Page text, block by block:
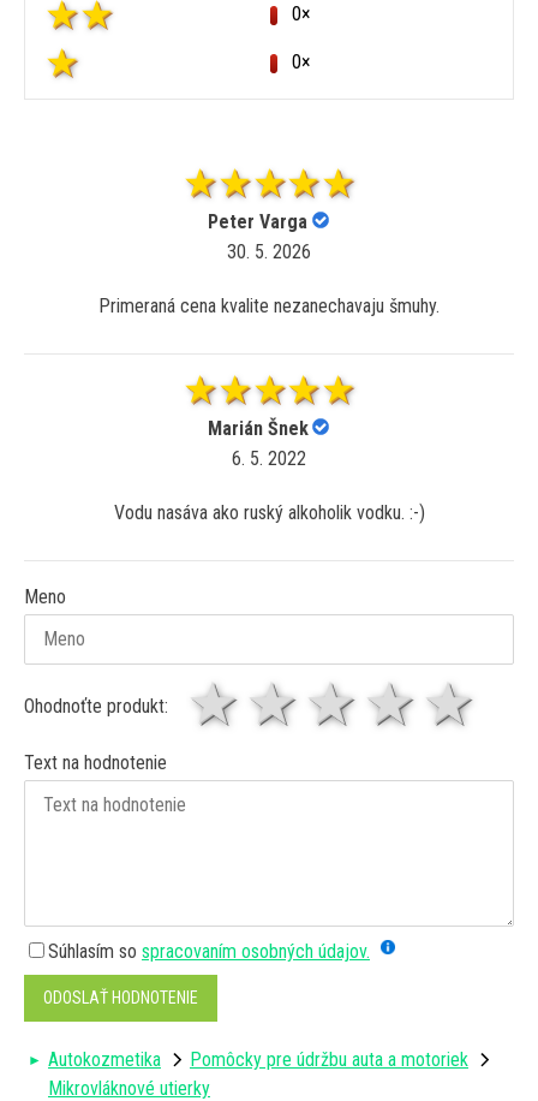
0×
0×
Peter Varga
30. 5. 2026
Primeraná cena kvalite nezanechavaju šmuhy.
Marián Šnek
6. 5. 2022
Vodu nasáva ako ruský alkoholik vodku. :-)
Meno
Ohodnoťte produkt: 4
3
2 hviezdy
1 hviezda
Text na hodnotenie
Súhlasím so spracovaním osobných údajov.
ODOSLAŤ HODNOTENIE
Autokozmetika
Pomôcky pre údržbu auta a motoriek
Mikrovláknové utierky